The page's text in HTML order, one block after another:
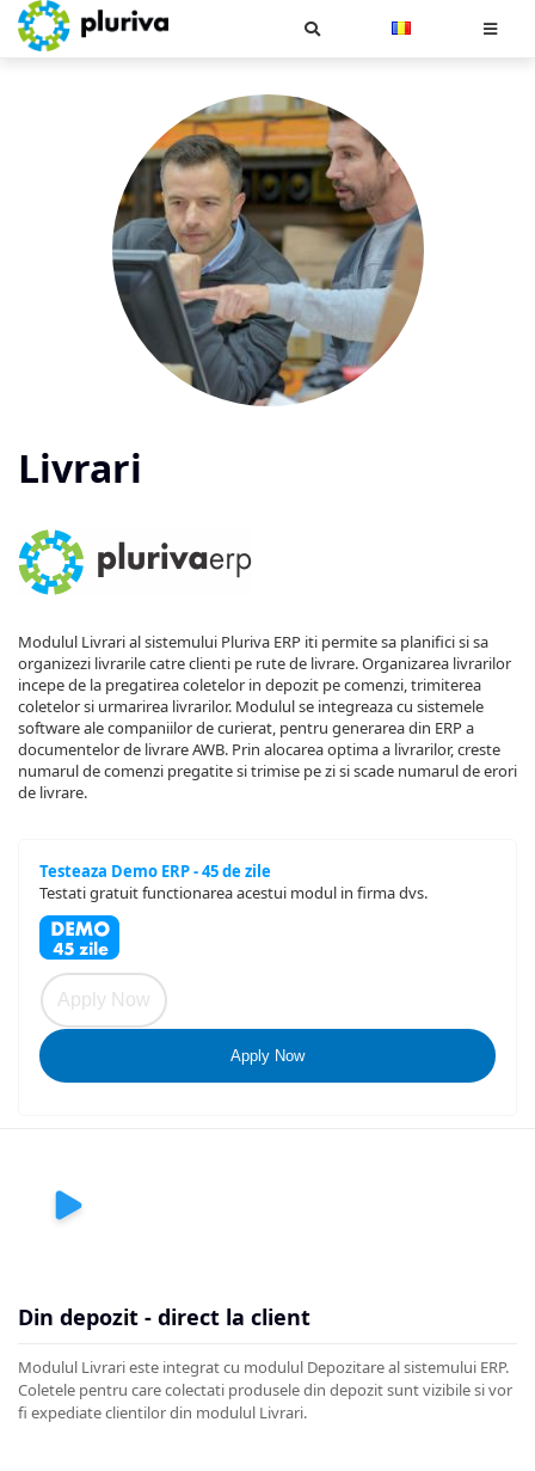
Cauta
Livrari
Modulul Livrari al sistemului Pluriva ERP iti permite sa planifici si sa
organizezi livrarile catre clienti pe rute de livrare. Organizarea livrarilor
incepe de la pregatirea coletelor in depozit pe comenzi, trimiterea
coletelor si urmarirea livrarilor. Modulul se integreaza cu sistemele
software ale companiilor de curierat, pentru generarea din ERP a
documentelor de livrare AWB. Prin alocarea optima a livrarilor, creste
numarul de comenzi pregatite si trimise pe zi si scade numarul de erori
de livrare.
Testeaza Demo ERP - 45 de zile
Testati gratuit functionarea acestui modul in firma dvs.
Apply Now
Apply Now
Din depozit - direct la client
Modulul Livrari este integrat cu modulul Depozitare al sistemului ERP.
Coletele pentru care colectati produsele din depozit sunt vizibile si vor
fi expediate clientilor din modulul Livrari.